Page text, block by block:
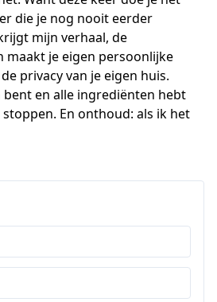
die je nog nooit eerder
mijn verhaal, de
maakt je eigen persoonlijke
privacy van je eigen huis.
en alle ingrediënten hebt
En onthoud: als ik het